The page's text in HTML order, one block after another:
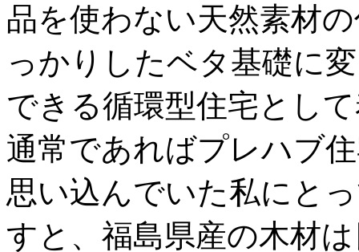
品を使わない天然素材
っかりしたベタ基礎に
できる循環型住宅とし
通常であればプレハブ
思い込んでいた私にと
すと、福島県産の木材